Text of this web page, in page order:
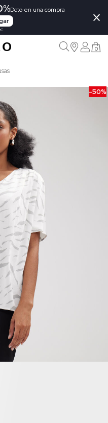
Dcto en una compra
×
0
-50%